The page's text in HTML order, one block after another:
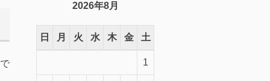
2026年8月
日 月 火 水 木 金 土
1